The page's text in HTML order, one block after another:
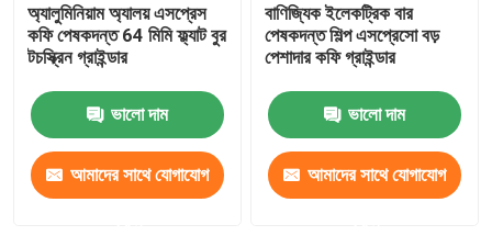
অ্যালুমিনিয়াম অ্যালয় এসপ্রেস
কফি পেষকদন্ত 64 মিমি ফ্ল্যাট বুর
টচস্ক্রিন গ্রাইন্ডার
ভালো দাম
আমাদের সাথে যোগাযোগ
বাণিজ্যিক ইলেকট্রিক বার
পেষকদন্ত শিল্প এসপ্রেসো বড়
পেশাদার কফি গ্রাইন্ডার
ভালো দাম
আমাদের সাথে যোগাযোগ